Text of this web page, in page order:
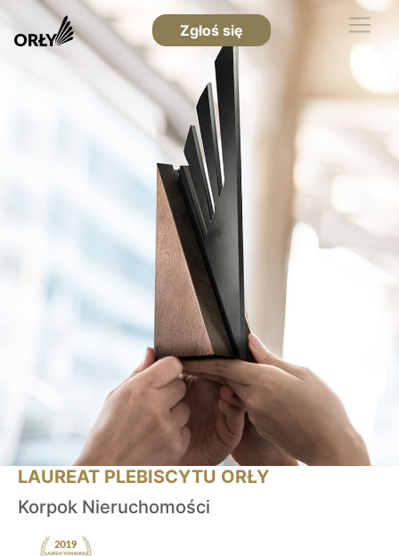
Zgłoś się
LAUREAT PLEBISCYTU ORŁY
Korpok Nieruchomości